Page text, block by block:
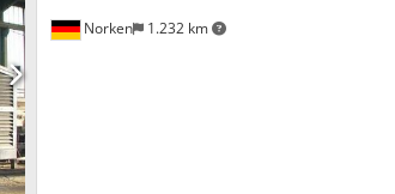
Norken 1.232 km